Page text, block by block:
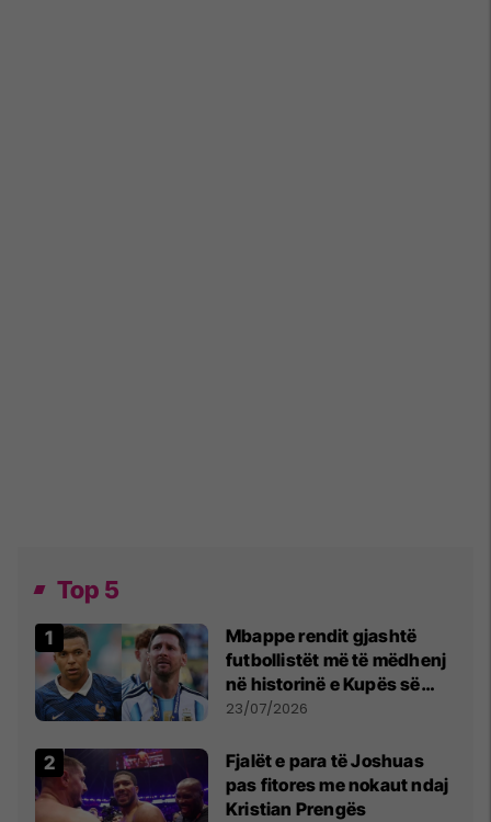
Top 5
Mbappe rendit gjashtë
futbollistët më të mëdhenj
në historinë e Kupës së
Botës, Messi mbetet i dyti
23/07/2026
Fjalët e para të Joshuas
pas fitores me nokaut ndaj
Kristian Prengës